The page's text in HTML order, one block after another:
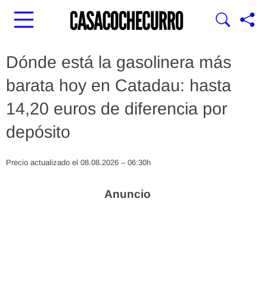
Dónde está la gasolinera más
barata hoy en Catadau: hasta
14,20 euros de diferencia por
depósito
Precio actualizado el 08.08.2026 – 06:30h